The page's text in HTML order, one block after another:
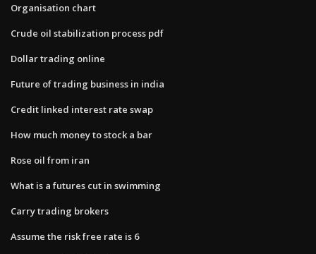
Organisation chart
Crude oil stabilization process pdf
Dollar trading online
Future of trading business in india
Credit linked interest rate swap
How much money to stock a bar
Rose oil from iran
What is a futures cut in swimming
Carry trading brokers
Assume the risk free rate is 6